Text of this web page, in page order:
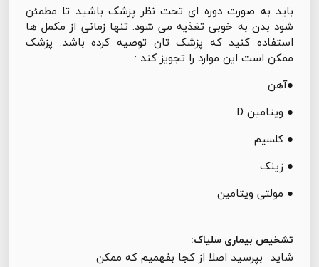
باید به صورت دوره ای تحت نظر پزشک باشید تا مطمئن
شود بدن به خوبی تغذیه می شود. تنها زمانی از مکمل ها
استفاده کنید که پزشک تان توصیه کرده باشد. پزشک
ممکن است این موارد را تجویز کند :
●آهن
● ویتامین D
● کلسیم
● زینک
● مولتی ویتامین
تشخیص بیماری سلیاک:
شاید بپرسید اصلا از کجا بفهمیم که ممکن